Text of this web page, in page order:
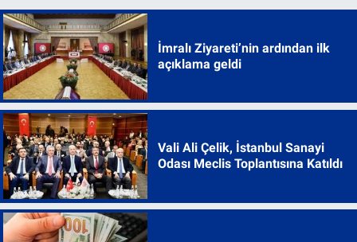
İmralı Ziyareti’nin ardından ilk
açıklama geldi
Vali Ali Çelik, İstanbul Sanayi
Odası Meclis Toplantısına Katıldı